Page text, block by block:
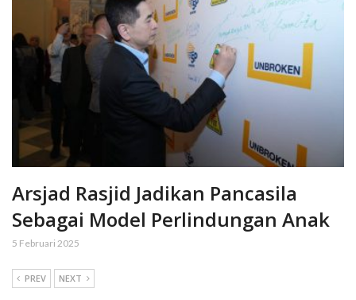
Arsjad Rasjid Jadikan Pancasila
Sebagai Model Perlindungan Anak
5 Februari 2025
PREV NEXT